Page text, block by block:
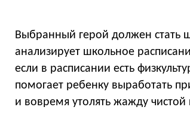
Выбранный герой должен
анализирует школьное
если в расписании есть
помогает ребенку выработать
и вовремя утолять жажду чистой